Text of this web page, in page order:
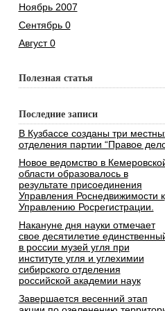
Ноябрь 2007
Сентябрь 0
Август 0
Полезная статья
Последние записи
В Кузбассе созданы три
отделения партии “Правое
Новое ведомство в
области образовалось в
результате присоединения
Управления Роснедвижимости к
Управлению Росрегистрации.
Накануне дня науки отмечает
свое десятилетие
в россии музей угля при
институте угля и углехимии
сибирского отделения
российской академии наук
Завершается весенний этап